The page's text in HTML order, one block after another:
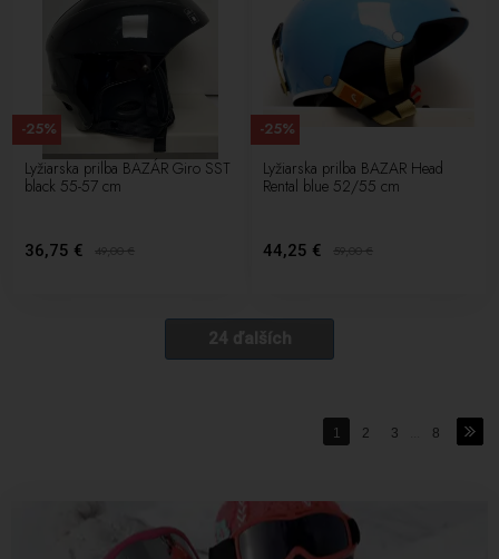
Lyžiarska prilba BAZÁR Giro SST
black 55-57 cm
36,75 € 49,00€
-25%
Lyžiarska prilba BAZAR Head
Rental blue 52/55 cm
44,25 € 59,00€
-25%
24 ďalších
1 2 3 8